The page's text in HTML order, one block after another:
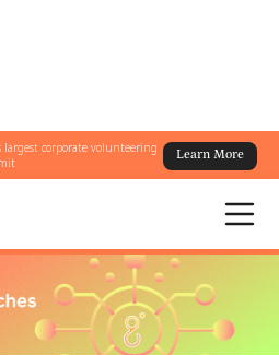
largest corporate volunteering
Learn More
KI-Agenten Einblicke in die